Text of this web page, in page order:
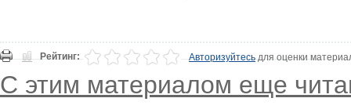
Рейтинг: Авторизуйтесьдля оценки
С этим материалом еще